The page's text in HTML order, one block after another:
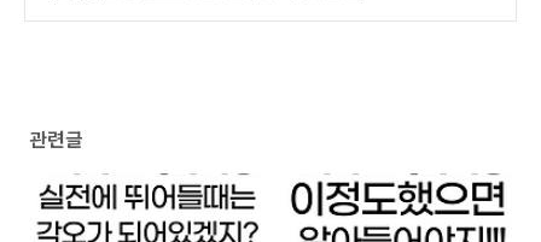
관련글